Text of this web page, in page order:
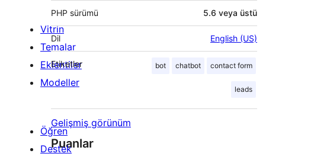
PHP sürümü 5.6 veya üstü
Dil English (US)
Etiketler bot chatbot contact form
leads
Gelişmiş görünüm
Puanlar
Vitrin
Temalar
Eklentiler
Modeller
Öğren
Destek